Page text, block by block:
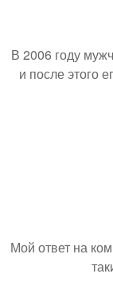
В 2006 году
и после этого
Мой ответ на